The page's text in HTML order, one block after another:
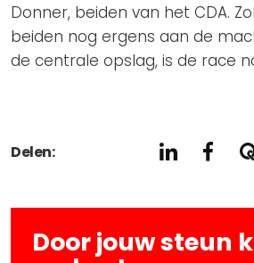
Donner, beiden van het CDA.
beiden nog ergens aan de
de centrale opslag, is de race
Delen:
Door jouw steun